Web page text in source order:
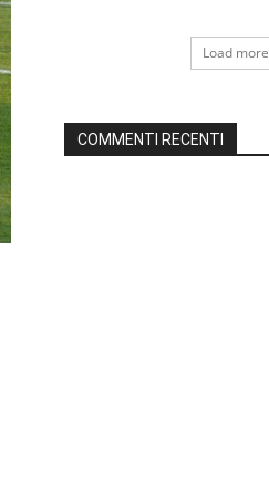
Load more
COMMENTI RECENTI